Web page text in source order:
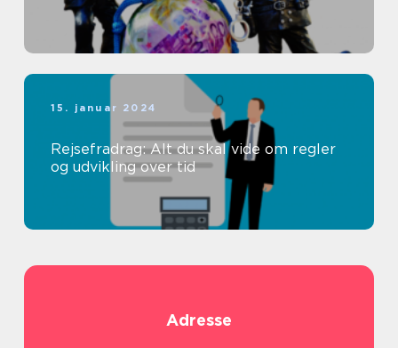
15. januar 2024
Rejsefradrag: Alt du skal vide om regler
og udvikling over tid
Adresse